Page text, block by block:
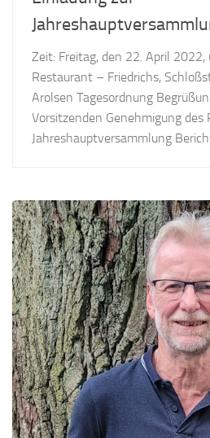
Zeit: Freitag, den 22. April
Restaurant – Friedrichs,
Arolsen Tagesordnung
Vorsitzenden Genehmigung
Jahreshauptversammlung